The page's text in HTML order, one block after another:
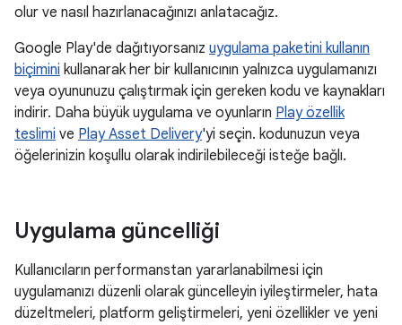
olur ve nasıl hazırlanacağınızı anlatacağız.
Google Play'de dağıtıyorsanız uygulama paketini kullanın
biçimini kullanarak her bir kullanıcının yalnızca uygulamanızı
veya oyununuzu çalıştırmak için gereken kodu ve kaynakları
indirir. Daha büyük uygulama ve oyunların Play özellik
teslimi ve Play Asset Delivery'yi seçin. kodunuzun veya
öğelerinizin koşullu olarak indirilebileceği isteğe bağlı.
Uygulama güncelliği
Kullanıcıların performanstan yararlanabilmesi için
uygulamanızı düzenli olarak güncelleyin iyileştirmeler, hata
düzeltmeleri, platform geliştirmeleri, yeni özellikler ve yeni